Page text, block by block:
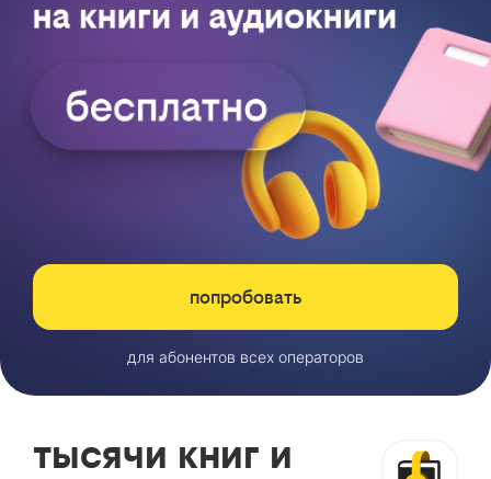
попробовать
для абонентов всех операторов
тысячи книг и